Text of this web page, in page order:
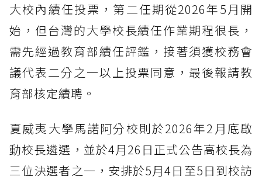
大校內續任投票，第二任期從2026年5月開
始，但台灣的大學校長續任作業期程很長，
需先經過教育部續任評鑑，接著須獲校務會
議代表二分之一以上投票同意，最後報請教
育部核定續聘。
夏威夷大學馬諾阿分校則於2026年2月底啟
動校長遴選，並於4月26日正式公告高校長為
三位決選者之一，安排於5月4日至5日到校訪